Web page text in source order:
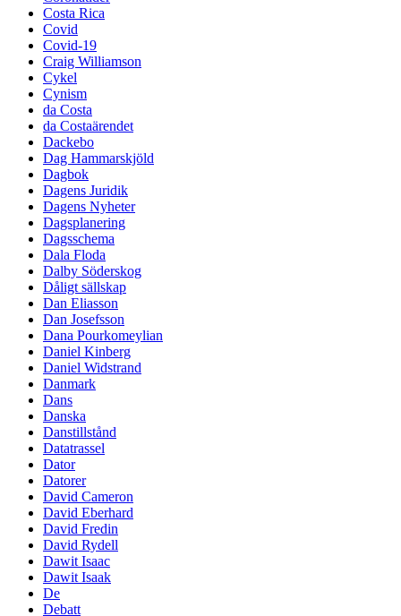
Costa Rica
Covid
Covid-19
Craig Williamson
Cykel
Cynism
da Costa
da Costaärendet
Dackebo
Dag Hammarskjöld
Dagbok
Dagens Juridik
Dagens Nyheter
Dagsplanering
Dagsschema
Dala Floda
Dalby Söderskog
Dåligt sällskap
Dan Eliasson
Dan Josefsson
Dana Pourkomeylian
Daniel Kinberg
Daniel Widstrand
Danmark
Dans
Danska
Danstillstånd
Datatrassel
Dator
Datorer
David Cameron
David Eberhard
David Fredin
David Rydell
Dawit Isaac
Dawit Isaak
De
Debatt